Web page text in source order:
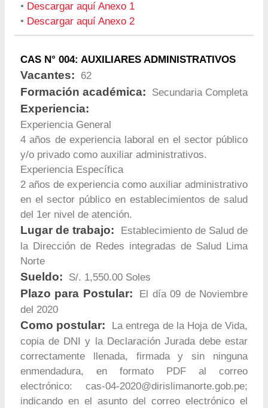
• Descargar aquí Anexo 1
• Descargar aquí Anexo 2
CAS N° 004: AUXILIARES ADMINISTRATIVOS
Vacantes: 62
Formación académica: Secundaria Completa
Experiencia:
Experiencia General
4 años de experiencia laboral en el sector público
y/o privado como auxiliar administrativos.
Experiencia Específica
2 años de experiencia como auxiliar administrativo
en el sector público en establecimientos de salud
del 1er nivel de atención.
Lugar de trabajo:
Establecimiento de Salud de
la Dirección de Redes integradas de Salud Lima
Norte
Sueldo: S/. 1,550.00 Soles
Plazo para Postular:
El día 09 de Noviembre
del 2020
Como postular:
La entrega de la Hoja de Vida,
copia de DNI y la Declaración Jurada debe estar
correctamente llenada, firmada y sin ninguna
enmendadura, en formato PDF al correo
electrónico: cas-04-2020@dirislimanorte.gob.pe;
indicando en el asunto del correo electrónico el